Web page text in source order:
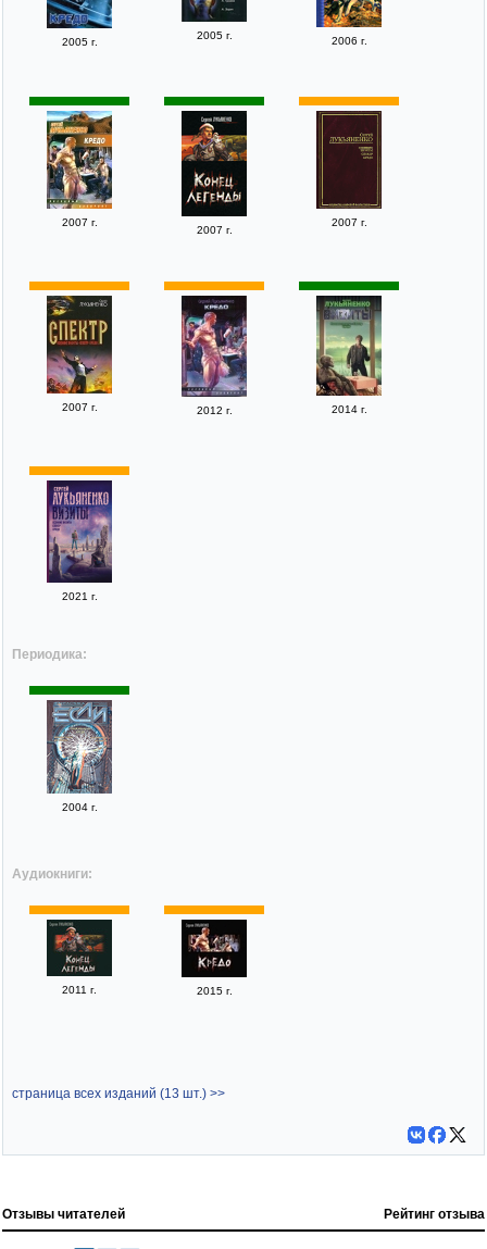
2005 г.
2005 г. 2006 г.
2007 г.
2007 г.
2007 г.
2007 г. 2012 г. 2014 г.
2021 г.
Периодика:
2004 г.
Аудиокниги:
2011 г. 2015 г.
страница всех изданий (13 шт.) >>
Отзывы читателей Рейтинг отзыва